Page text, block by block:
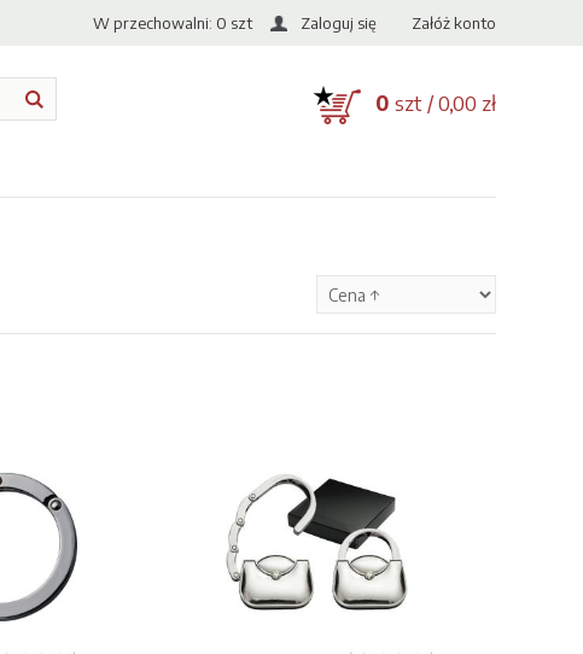
Zaloguj się Załóż konto
W przechowalni: 0 szt
0 szt / 0,00 zł